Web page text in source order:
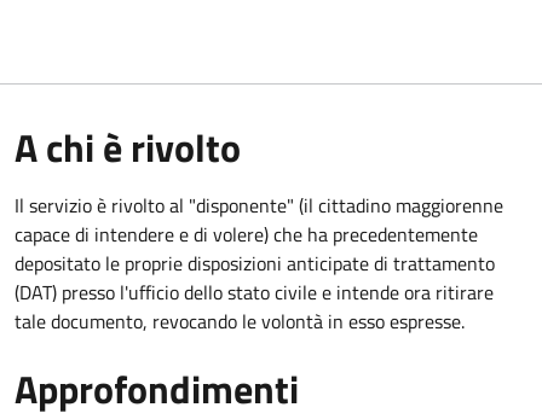
A chi è rivolto
Il servizio è rivolto al "disponente" (il cittadino maggiorenne
capace di intendere e di volere) che ha precedentemente
depositato le proprie disposizioni anticipate di trattamento
(DAT) presso l'ufficio dello stato civile e intende ora ritirare
tale documento, revocando le volontà in esso espresse.
Approfondimenti